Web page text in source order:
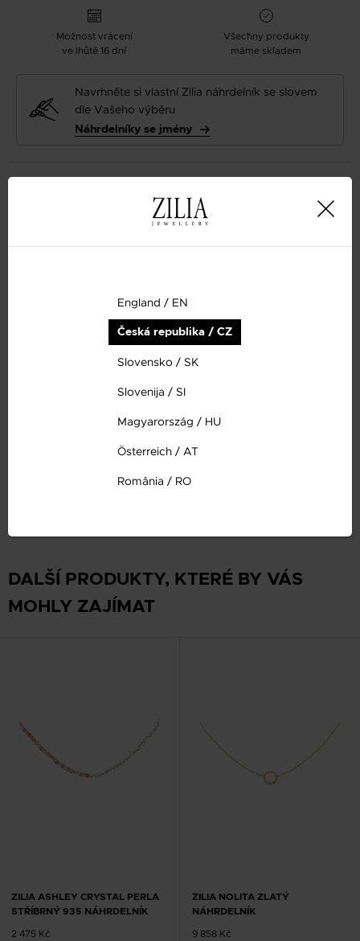
Možnost vrácení
ve lhůtě 16 dní
Všechny produkty
máme skladem
Navrhněte si vlastní Zilia náhrdelník se slovem
dle Vašeho výběru
Náhrdelníky se jmény
DALŠÍ PRODUKTY, KTERÉ BY VÁS
MOHLY ZAJÍMAT
ZILIA ASHLEY CRYSTAL PERLA
STŘÍBRNÝ 935 NÁHRDELNÍK
2 475 Kč
ZILIA NOLITA ZLATÝ
NÁHRDELNÍK
9 858 Kč
England / EN
Česká republika / CZ
Slovensko / SK
Slovenija / SI
Magyarország / HU
Österreich / AT
România / RO